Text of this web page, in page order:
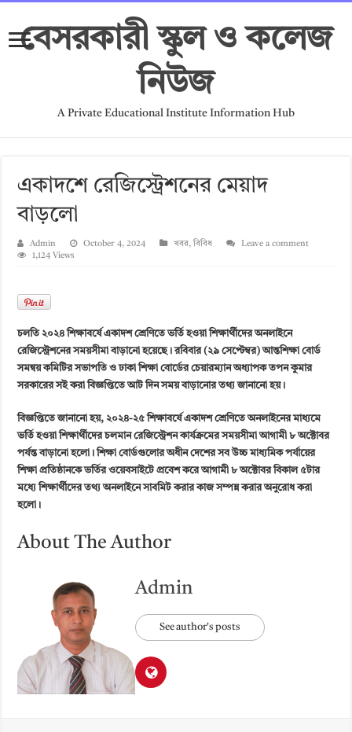
বেসরকারী স্কুল ও কলেজ
নিউজ
A Private Educational Institute Information Hub
একাদশে রেজিস্ট্রেশনের মেয়াদ
বাড়লো
Admin October 4, 2024 খবর,বিবিধ
Leave a comment
1,124 Views
চলতি ২০২৪ শিক্ষাবর্ষে একাদশ শ্রেণিতে ভর্তি হওয়া শিক্ষার্থীদের অনলাইনে
রেজিস্ট্রেশনের সময়সীমা বাড়ানো হয়েছে। রবিবার (২৯ সেপ্টেম্বর) আন্তশিক্ষা বোর্ড
সমন্বয় কমিটির সভাপতি ও ঢাকা শিক্ষা বোর্ডের চেয়ারম্যান অধ্যাপক তপন কুমার
সরকারের সই করা বিজ্ঞপ্তিতে আট দিন সময় বাড়ানোর তথ্য জানানো হয়।
বিজ্ঞপ্তিতে জানানো হয়, ২০২৪-২৫ শিক্ষাবর্ষে একাদশ শ্রেণিতে অনলাইনের মাধ্যমে
ভর্তি হওয়া শিক্ষার্থীদের চলমান রেজিস্ট্রেশন কার্যক্রমের সময়সীমা আগামী ৮ অক্টোবর
পর্যন্ত বাড়ানো হলো। শিক্ষা বোর্ডগুলোর অধীন দেশের সব উচ্চ মাধ্যমিক পর্যায়ের
শিক্ষা প্রতিষ্ঠানকে ভর্তির ওয়েবসাইটে প্রবেশ করে আগামী ৮ অক্টোবর বিকাল ৫টার
মধ্যে শিক্ষার্থীদের তথ্য অনলাইনে সাবমিট করার কাজ সম্পন্ন করার অনুরোধ করা
হলো।
About The Author
Admin
See author's posts